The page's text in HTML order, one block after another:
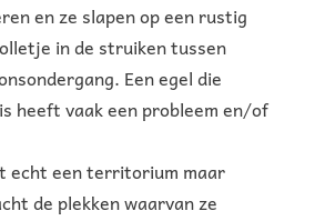
en ze slapen op een rustig
in de struiken tussen
Een egel die
heeft vaak een probleem en/of
echt een territorium maar
de plekken waarvan ze